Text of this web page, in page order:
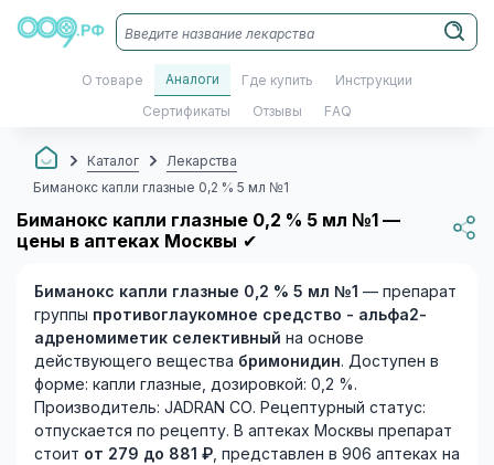
О товаре Аналоги Где купить Инструкции
Сертификаты Отзывы FAQ
Каталог
Лекарства
Биманокс капли глазные 0,2 % 5 мл №1
Биманокс капли глазные 0,2 % 5 мл №1 —
цены в аптеках Москвы ✔
Биманокс капли глазные 0,2 % 5 мл №1 — препарат
группы противоглаукомное средство - альфа2-
адреномиметик селективный на основе
действующего вещества бримонидин. Доступен в
форме: капли глазные, дозировкой: 0,2 %.
Производитель: JADRAN CO. Рецептурный статус:
отпускается по рецепту. В аптеках Москвы препарат
стоит от 279 до 881 ₽, представлен в 906 аптеках на